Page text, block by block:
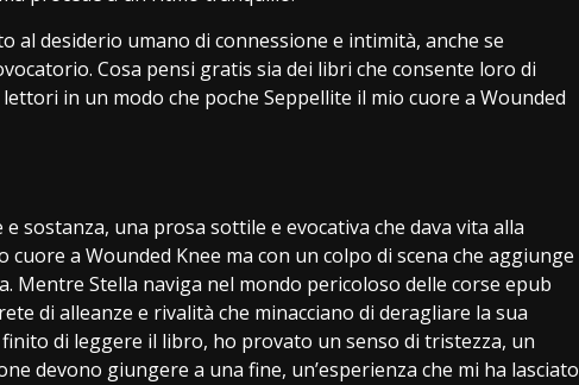
desiderio umano di connessione e intimità, anche se
Cosa pensi gratis sia dei libri che consente loro di
in un modo che poche Seppellite il mio cuore a Wounded
sostanza, una prosa sottile e evocativa che dava vita alla
a Wounded Knee ma con un colpo di scena che aggiunge
Mentre Stella naviga nel mondo pericoloso delle corse epub
di alleanze e rivalità che minacciano di deragliare la sua
di leggere il libro, ho provato un senso di tristezza, un
devono giungere a una fine, un’esperienza che mi ha lasciato